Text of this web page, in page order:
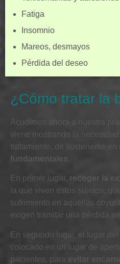
Fatiga
Insomnio
Mareos, desmayos
Pérdida del deseo
¿Cómo tratar la
Acudimos ahora a nuestra
viene mostrando la necesidad
tratamiento, de sostenerse en
fundamentales
En primer lugar, recoger la
la que viven estos sujetos,
sufrimiento en aquellas
exigen tramitar una pérdida
En segundo lugar, el lugar del
colocado en un lugar de
pacientes, para evitar